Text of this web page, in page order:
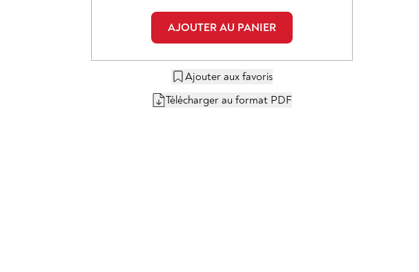
AJOUTER AU PANIER
Ajouter aux favoris
Télécharger au format PDF